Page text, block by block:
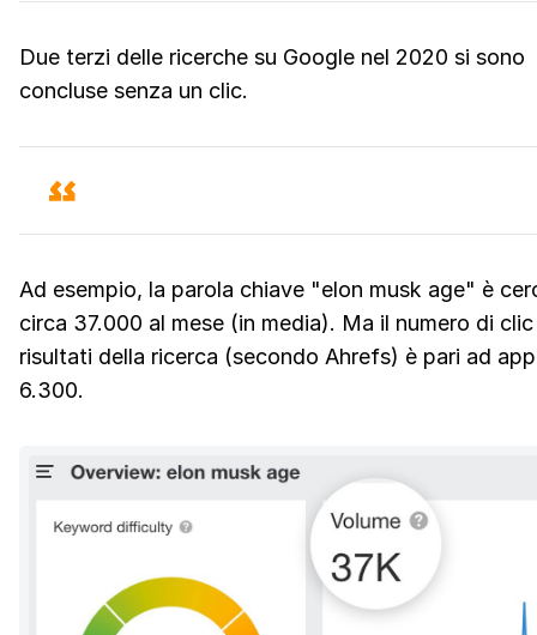
Due terzi delle ricerche su Google nel 2020 si sono
concluse senza un clic.
Ad esempio, la parola chiave "elon musk age" è
circa 37.000 al mese (in media). Ma il numero di
risultati della ricerca (secondo Ahrefs) è pari ad
6.300.